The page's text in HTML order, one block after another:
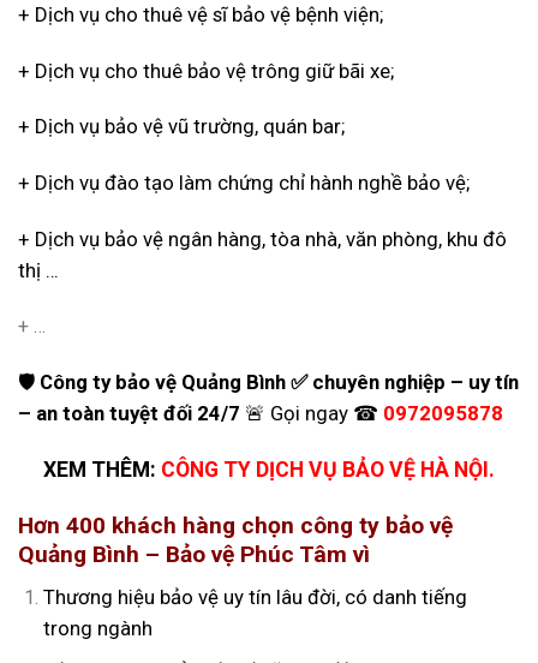
+ Dịch vụ cho thuê vệ sĩ bảo vệ bệnh viện;
+ Dịch vụ cho thuê bảo vệ trông giữ bãi xe;
+ Dịch vụ bảo vệ vũ trường, quán bar;
+ Dịch vụ đào tạo làm chứng chỉ hành nghề bảo vệ;
+ Dịch vụ bảo vệ ngân hàng, tòa nhà, văn phòng, khu đô
thị …
+ …
🛡️ Công ty bảo vệ Quảng Bình ✅ chuyên nghiệp – uy tín
– an toàn tuyệt đối 24/7 🚨 Gọi ngay ☎ 0972095878
XEM THÊM: CÔNG TY DỊCH VỤ BẢO VỆ HÀ NỘI .
Hơn 400 khách hàng chọn công ty bảo vệ
Quảng Bình – Bảo vệ Phúc Tâm vì
Thương hiệu bảo vệ uy tín lâu đời, có danh tiếng
trong ngành